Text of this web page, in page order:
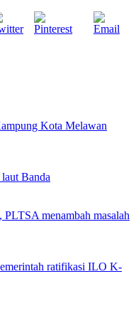
Kota Melawan
Banda
menambah masalah
ratifikasi ILO K-